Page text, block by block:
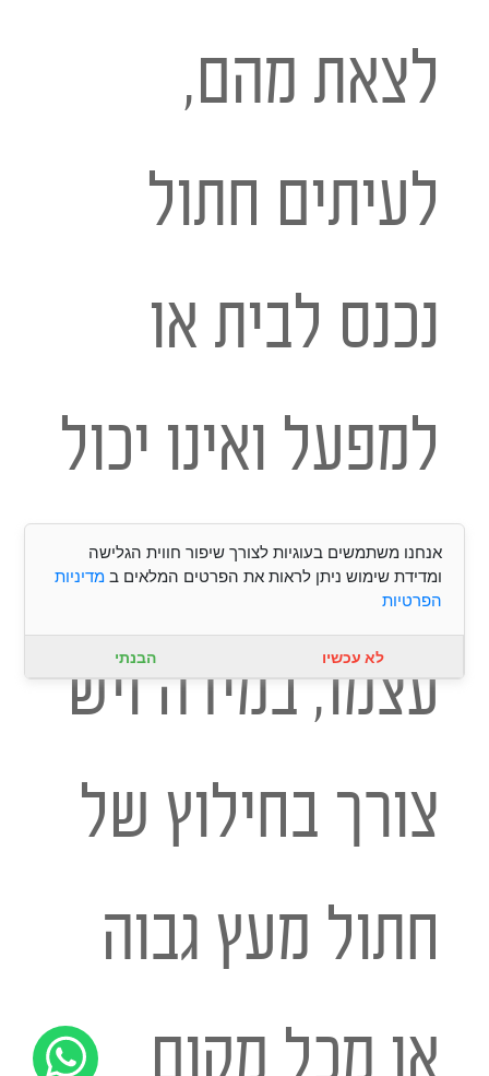
לצאת מהם,
לעיתים חתול
נכנס לבית או
למפעל ואינו יכול
לצאת בכוחות
עצמו, במידה ויש
צורך בחילוץ של
חתול מעץ גבוה
או מכל מקום
אנחנו משתמשים בעוגיות לצורך שיפור חווית הגלישה
ומדידת שימוש ניתן לראות את הפרטים המלאים במדיניות
הפרטיות
לא עכשיו הבנתי